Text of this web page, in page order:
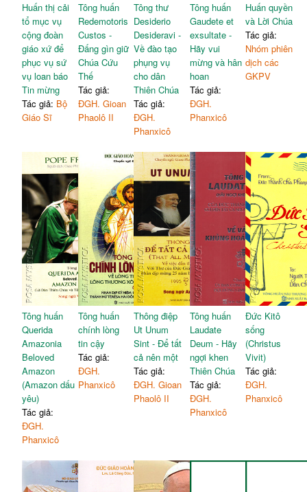
Huấn thị cải
tổ mục vụ
cộng đoàn
giáo xứ để
phục vụ sứ
vụ loan báo
Tin mừng
Tác giả: Bộ
Giáo Sĩ
Tông huấn
Redemotoris
Custos -
Đấng gìn giữ
Chúa Cứu
Thế
Tác giả:
ĐGH. Gioan
Phaolô II
Tông thư
Desiderio
Desideravi -
Về đào tạo
phụng vụ
cho dân
Thiên Chúa
Tác giả:
ĐGH.
Phanxicô
Tông huấn
Gaudete et
exsultate -
Hãy vui
mừng và hân
hoan
Tác giả:
ĐGH.
Phanxicô
Huấn quyền
và Lời Chúa
Tác giả:
Nhóm phiên
dịch các
GKPV
Tông huấn
Querida
Amazonia
Beloved
Amazon
(Amazon dấu
yêu)
Tác giả:
ĐGH.
Phanxicô
Tông huấn
chính lòng
tin cậy
Tác giả:
ĐGH.
Phanxicô
Thông điệp
Ut Unum
Sint - Để tất
cả nên một
Tác giả:
ĐGH. Gioan
Phaolô II
Tông huấn
Laudate
Deum - Hãy
ngợi khen
Thiên Chúa
Tác giả:
ĐGH.
Phanxicô
Đức Kitô
sống
(Christus
Vivit)
Tác giả:
ĐGH.
Phanxicô